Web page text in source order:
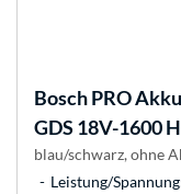
BoschPRO
GDS 18V-1600
blau/schwarz, ohne
Leistung/